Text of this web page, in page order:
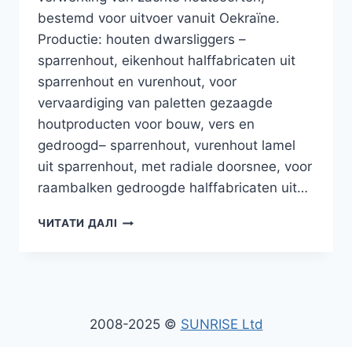
bestemd voor uitvoer vanuit Oekraïne.
Productie: houten dwarsliggers –
sparrenhout, eikenhout halffabricaten uit
sparrenhout en vurenhout, voor
vervaardiging van paletten gezaagde
houtproducten voor bouw, vers en
gedroogd– sparrenhout, vurenhout lamel
uit sparrenhout, met radiale doorsnee, voor
raambalken gedroogde halffabricaten uit…
ЧИТАТИ ДАЛІ UITVOER
GEZAAGDE
HOUTPRODUCTEN,
2008-2025 © SUNRISE Ltd